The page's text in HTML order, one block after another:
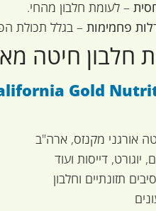
– לעומת חלבון מהחי.
פחמימות – בגלל תכולת
דייסות ועוד
תזונתיים וחלבון